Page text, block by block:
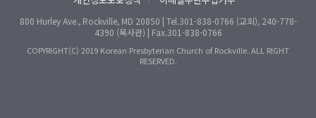
800 Hurley Ave., Rockville, MD 20850 | Tel.301-838-0766 (교회), 240-778-
4390 (목사관) | Fax.301-838-0766
COPYRIGHT(C) 2019 Korean Presbyterian Church of Rockville. ALL RIGHT
RESERVED.